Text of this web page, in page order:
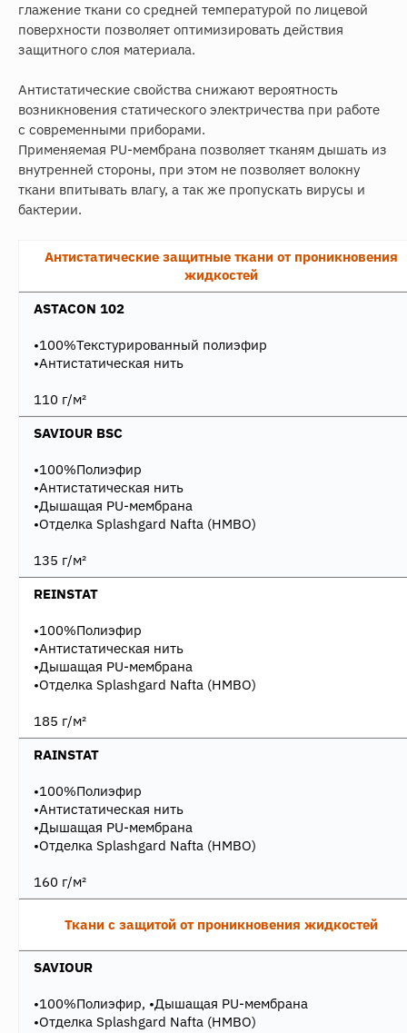
глажение ткани со средней температурой по лицевой
поверхности позволяет оптимизировать действия
защитного слоя материала.
Антистатические свойства снижают вероятность
возникновения статического электричества при работе
с современными приборами.
Применяемая PU-мембрана позволяет тканям дышать из
внутренней стороны, при этом не позволяет волокну
ткани впитывать влагу, а так же пропускать вирусы и
бактерии.
Антистатические защитные ткани от проникновения
жидкостей
ASTACON 102
•100%Текстурированный полиэфир
•Антистатическая нить
110 г/м²
SAVIOUR BSC
•100%Полиэфир
•Антистатическая нить
•Дышащая PU-мембрана
•Отделка Splashgard Nafta (НМВО)
135 г/м²
REINSTAT
•100%Полиэфир
•Антистатическая нить
•Дышащая PU-мембрана
•Отделка Splashgard Nafta (НМВО)
185 г/м²
RAINSTAT
•100%Полиэфир
•Антистатическая нить
•Дышащая PU-мембрана
•Отделка Splashgard Nafta (НМВО)
160 г/м²
Ткани с защитой от проникновения жидкостей
SAVIOUR
•100%Полиэфир, •Дышащая PU-мембрана
•Отделка Splashgard Nafta (НМВО)